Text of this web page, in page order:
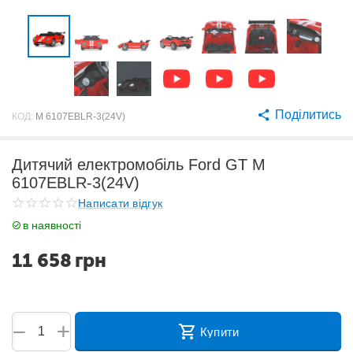
КОД: M 6107EBLR-3(24V) Поділитись
Дитячий електромобіль Ford GT M
6107EBLR-3(24V)
Написати відгук
в наявності
11 658 грн
+
− Купити